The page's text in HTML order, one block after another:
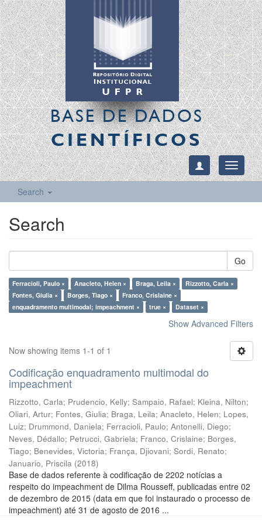
BASE DE DADOS
CIENTÍFICOS
Toggle
Search
Search
Go
Ferracioli, Paulo × Anacleto, Helen × Braga, Leila ×
Rizzotto, Carla ×
Fontes, Giulia ×
Borges, Tiago ×
Franco, Crislaine ×
enquadramento multimodal; impeachment ×
true × Dataset ×
Show Advanced Filters
Now showing items 1-1 of 1
Codificação enquadramento multimodal do
impeachment
Rizzotto, Carla; Prudencio, Kelly; Sampaio, Rafael; Kleina, Nilton;
Oliari, Artur; Fontes, Giulia; Braga, Leila; Anacleto, Helen; Lopes,
Luiz; Drummond, Daniela; Ferracioli, Paulo; Antonelli, Diego;
Neves, Dédallo; Petrucci, Gabriela; Franco, Crislaine; Borges,
Tiago; Benevides, Victoria; França, Djiovani; Sordi, Renato;
Januario, Priscila (2018)
Base de dados referente à codificação de 2202 notícias a
respeito do impeachment de Dilma Rousseff, publicadas entre 02
de dezembro de 2015 (data em que foi instaurado o processo de
impeachment) até 31 de agosto de 2016 ...